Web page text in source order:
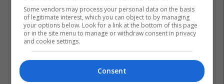
Some vendors may process your personal data on the basis
of legitimate interest, which you can object to by managing
your options below. Look for a link at the bottom of this page
or in the site menu to manage or withdraw consent in privacy
and cookie settings.
Consent